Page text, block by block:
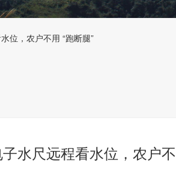
位，农户不用 “跑断腿”
水尺远程看水位，农户